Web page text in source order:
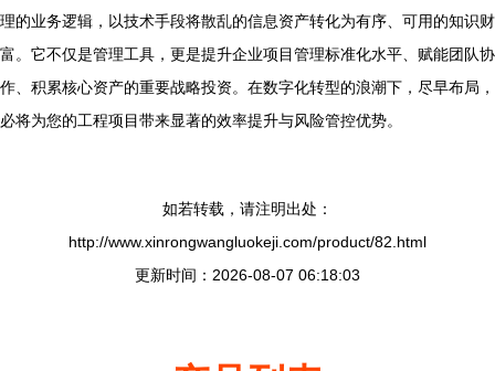
理的业务逻辑，以技术手段将散乱的信息资产转化为有序、可用的知识财
富。它不仅是管理工具，更是提升企业项目管理标准化水平、赋能团队协
作、积累核心资产的重要战略投资。在数字化转型的浪潮下，尽早布局，
必将为您的工程项目带来显著的效率提升与风险管控优势。
如若转载，请注明出处：
http://www.xinrongwangluokeji.com/product/82.html
更新时间：2026-08-07 06:18:03